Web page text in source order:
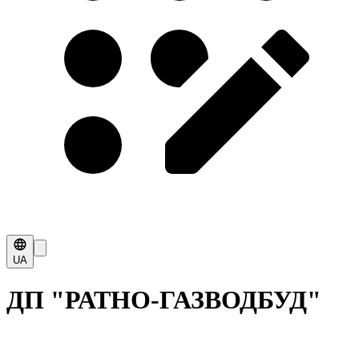
UA
ДП "РАТНО-ГАЗВОДБУД"